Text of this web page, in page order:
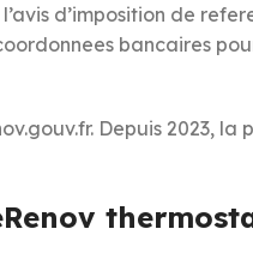
d’imposition de
bancaires
Depuis 2023,